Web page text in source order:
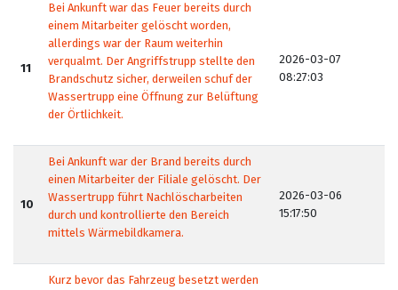
11
Bei Ankunft war das Feuer bereits durch
einem Mitarbeiter gelöscht worden,
allerdings war der Raum weiterhin
verqualmt. Der Angriffstrupp stellte den
Brandschutz sicher, derweilen schuf der
Wassertrupp eine Öffnung zur Belüftung
der Örtlichkeit.
2026-03-07
08:27:03
10
Bei Ankunft war der Brand bereits durch
einen Mitarbeiter der Filiale gelöscht. Der
Wassertrupp führt Nachlöscharbeiten
durch und kontrollierte den Bereich
mittels Wärmebildkamera.
2026-03-06
15:17:50
Kurz bevor das Fahrzeug besetzt werden